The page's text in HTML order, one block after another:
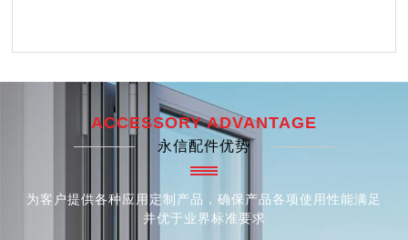
ACCESSORY ADVANTAGE
永信配件优势
为客户提供各种应用定制产品，确保产品各项使用性能满足
并优于业界标准要求